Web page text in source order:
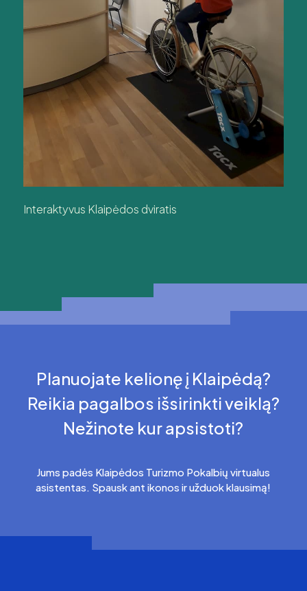
Interaktyvus Klaipėdos dviratis
Planuojate kelionę į Klaipėdą?
Reikia pagalbos išsirinkti veiklą?
Nežinote kur apsistoti?
Jums padės Klaipėdos Turizmo Pokalbių virtualus
asistentas. Spausk ant ikonos ir užduok klausimą!